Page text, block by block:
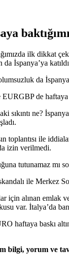
ilk dikkat
İspanya’ya
da
de haftaya
sıkıntı ne?
toplantısı ile
izin verilmedi.
tutunamaz mı
ile Merkez
için alınan emlak
var. İtalya’da
haftaya baskı
bilgi, yorum ve